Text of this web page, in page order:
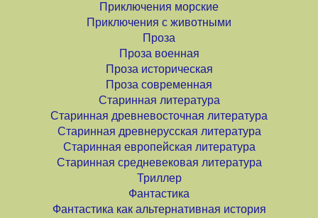
Приключения морские
Приключения с животными
Проза
Проза военная
Проза историческая
Проза современная
Старинная литература
Старинная древневосточная литература
Старинная древнерусская литература
Старинная европейская литература
Старинная средневековая литература
Триллер
Фантастика
Фантастика как альтернативная история